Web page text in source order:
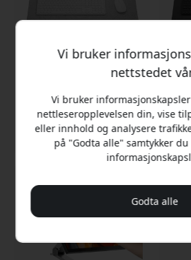
skrivebordsmatte, lysegrå
med grå flik - 73 x 37 cm -
Lys grå
349 NOK
cm -
Vi bruker
nettstedet
Vi bruker
nettleseropplevelsen din, vise
eller innhold og analysere
på "Godta alle" samtykker
Godta alle